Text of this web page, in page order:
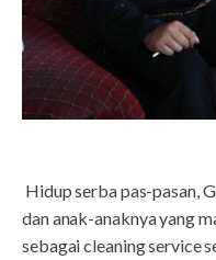
Hidup serba pas-pasan,
dan anak-anaknya yang
sebagai cleaning service